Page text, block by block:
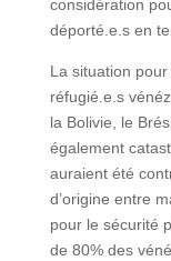
considération
déporté.e.s en
La situation
réfugié.e.s
la Bolivie, le
également
auraient été
d’origine entre
pour le sécurité
de 80% des